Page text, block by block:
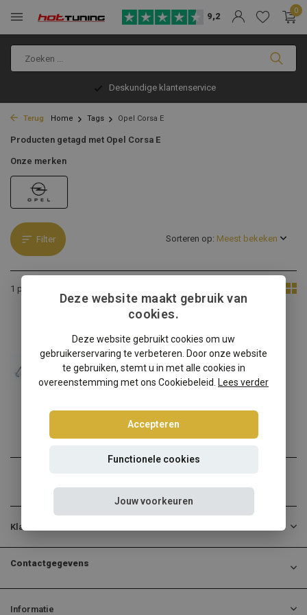
9,2
0
Deskundige klantenservice
Terug Home Tags Opel Corsa E
Producten getagd met Opel Corsa E
Onze merken
Filter
1 product
Sorteren op:
Opel Corsa E schroefset
Opel Corsa E? Kies dan vo...
€314,95
Klantenservice
Contactgegevens
Informatie
Deze website maakt gebruik van
cookies.
Deze website gebruikt cookies om uw
gebruikerservaring te verbeteren. Door onze website
te gebruiken, stemt u in met alle cookies in
overeenstemming met ons Cookiebeleid.
Lees verder
Accepteren
Functionele cookies
Jouw voorkeuren